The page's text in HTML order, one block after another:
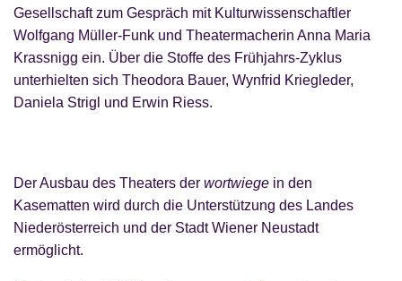
Gesellschaft zum Gespräch mit Kulturwissenschaftler
Wolfgang Müller-Funk und Theatermacherin Anna Maria
Krassnigg ein. Über die Stoffe des Frühjahrs-Zyklus
unterhielten sich Theodora Bauer, Wynfrid Kriegleder,
Daniela Strigl und Erwin Riess.
Der Ausbau des Theaters der wortwiege in den
Kasematten wird durch die Unterstützung des Landes
Niederösterreich und der Stadt Wiener Neustadt
ermöglicht.